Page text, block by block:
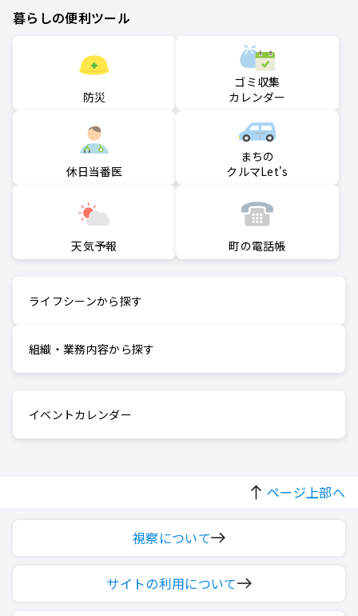
暮らしの便利ツール
防災
ゴミ収集
カレンダー
休日当番医
まちの
クルマLet's
天気予報 町の電話帳
ライフシーンから探す
組織・業務内容から探す
イベントカレンダー
ページ上部へ
視察について
サイトの利用について